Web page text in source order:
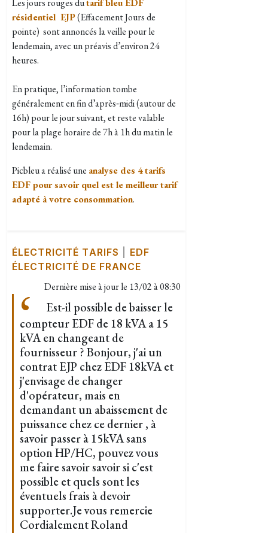
Les jours rouges dutarif bleu EDF
résidentiel EJP(Effacement Jours de
pointe) sont annoncés la veille pour le
lendemain, avec un préavis d’environ 24
heures.
En pratique, l’information tombe
généralement en fin d’après‑midi (autour de
16h) pour le jour suivant, et reste valable
pour la plage horaire de 7h à 1h du matin le
lendemain.
Picbleu a réalisé une analyse des 4 tarifs
EDF pour savoir quel est le meilleur tarif
adapté à votre consommation.
ÉLECTRICITÉ TARIFS
EDF
ÉLECTRICITÉ DE FRANCE
Dernière mise à jour le 13/02 à 08:30
Est-il possible de baisser le
compteur EDF de 18 kVA a 15
kVA en changeant de
fournisseur ? Bonjour, j'ai un
contrat EJP chez EDF 18kVA et
j'envisage de changer
d'opérateur, mais en
demandant un abaissement de
puissance chez ce dernier , à
savoir passer à 15kVA sans
option HP/HC, pouvez vous
me faire savoir savoir si c'est
possible et quels sont les
éventuels frais à devoir
supporter.Je vous remercie
Cordialement Roland